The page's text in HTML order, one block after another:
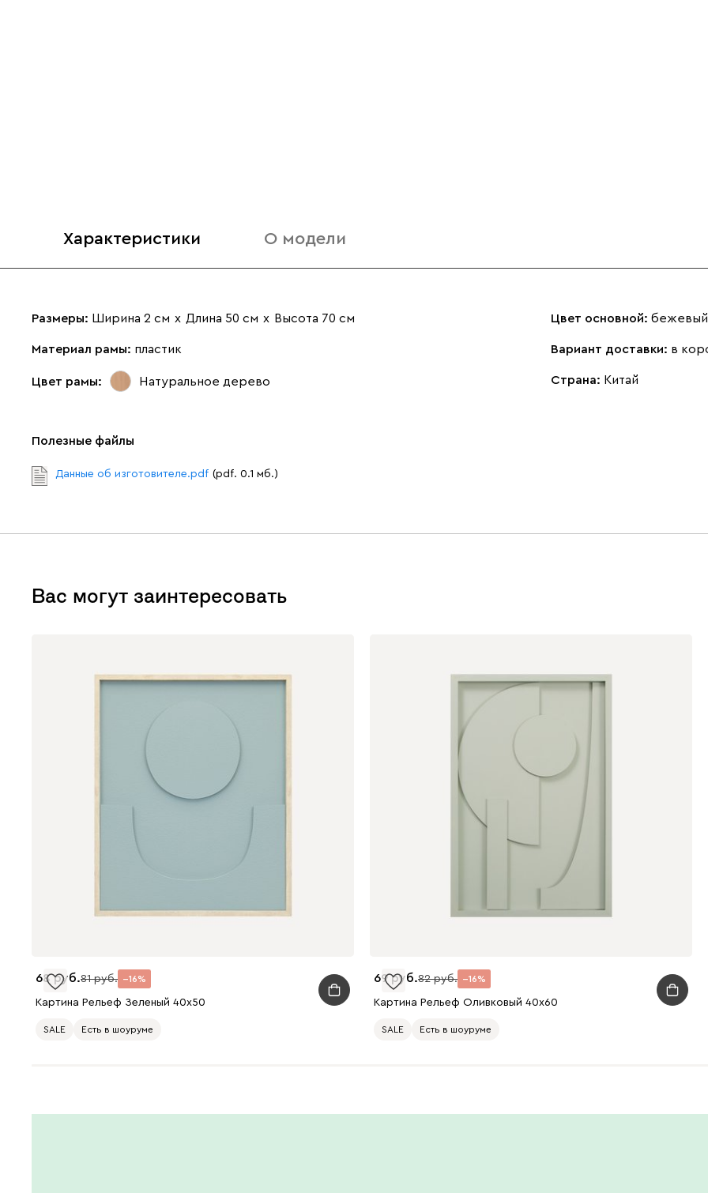
Характеристики О модели
Размеры: Ширина 2 см х Длина 50 см х Высота 70 см
Материал рамы: пластик
Цвет рамы: Натуральное дерево
Цвет основной: бежевый
Вариант доставки: в
Страна: Китай
Полезные файлы
Данные об изготовителе.pdf (pdf. 0.1 мб.)
Вас могут заинтересовать
68 81 16
Картина Рельеф Зеленый 40x50
SALE Есть в шоуруме
69 82 16
Картина Рельеф Оливковый 40x60
SALE Есть в шоуруме